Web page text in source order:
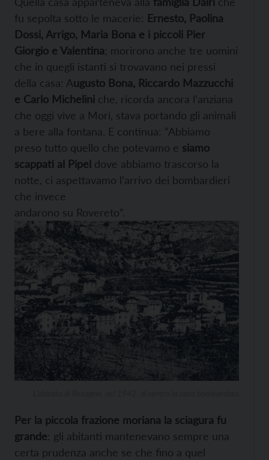
fu sepolta sotto le macerie: Ernesto, Paolina
Dossi, Arrigo, Maria Bona e i piccoli Pier
Giorgio e Valentina; morirono anche tre uomini
che in quegli istanti si trovavano nei pressi
della casa: Augusto Bona, Riccardo Mazzucchi
e Carlo Michelini che, ricorda ancora l’anziana
che oggi vive a Mori, stava portando gli animali
a bere alla fontana. E continua: “Abbiamo
preso tutto quello che potevamo e siamo
scappati al Pipel dove abbiamo trascorso la
notte, ci aspettavamo l’arrivo dei bombardieri
che invece
andarono su Rovereto”.
Per la piccola frazione moriana la sciagura fu
grande: gli abitanti mantenevano sempre una
certa prudenza anche se che fino a quel